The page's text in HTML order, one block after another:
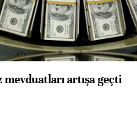
mevduatları artışa geçti